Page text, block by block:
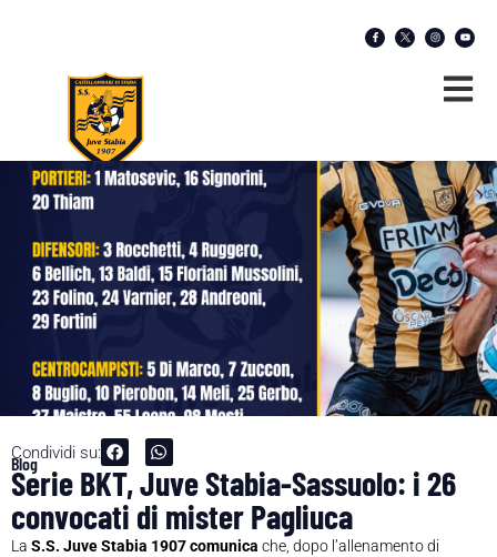
Condividi su:
Blog
Serie BKT, Juve Stabia-Sassuolo: i 26
convocati di mister Pagliuca
La S.S. Juve Stabia 1907 comunica che, dopo l’allenamento di